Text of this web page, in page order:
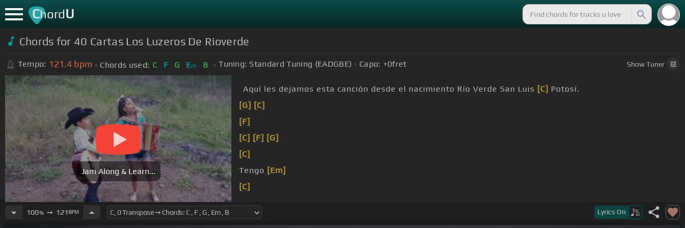
ChordU
Chords for 40 Cartas Los Luzeros De Rioverde
Tempo: 121.4 bpm Chords used: C F G Em B Tuning: Standard Tuning (EADGBE) Capo: +0fret ShowTuner
Jam Along & Learn...
Aquí les dejamos esta canción desde el nacimiento Río Verde San Luis [C] Potosí.
[G] [C]
[F]
[C] [F] [G]
[C]
Tengo [Em]
[C]
100%➙ 121 BPM Lyrics On